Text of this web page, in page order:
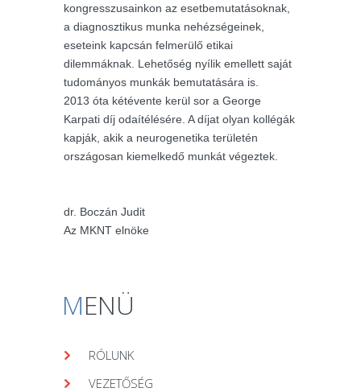
kongresszusainkon az esetbemutatásoknak,
a diagnosztikus munka nehézségeinek,
eseteink kapcsán felmerülő etikai
dilemmáknak. Lehetőség nyílik emellett saját
tudományos munkák bemutatására is.
2013 óta kétévente kerül sor a George
Karpati díj odaítélésére. A díjat olyan kollégák
kapják, akik a neurogenetika területén
országosan kiemelkedő munkát végeztek.
dr. Boczán Judit
Az MKNT elnöke
MENÜ
RÓLUNK
VEZETŐSÉG